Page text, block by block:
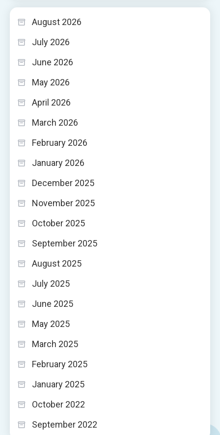
August 2026
July 2026
June 2026
May 2026
April 2026
March 2026
February 2026
January 2026
December 2025
November 2025
October 2025
September 2025
August 2025
July 2025
June 2025
May 2025
March 2025
February 2025
January 2025
October 2022
September 2022